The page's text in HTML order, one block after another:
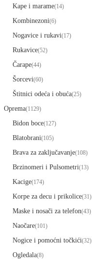
Kape i marame(14)
Kombinezoni(6)
Nogavice i rukavi(17)
Rukavice(52)
Čarape(44)
Šorcevi(60)
Štitnici odeća i obuća(25)
Oprema(1129)
Bidon boce(127)
Blatobrani(105)
Brava za zaključavanje(108)
Brzinomeri i Pulsometri(13)
Kacige(174)
Korpe za decu i prikolice(31)
Maske i nosači za telefon(43)
Naočare(101)
Nogice i pomoćni točkići(32)
Ogledala(8)